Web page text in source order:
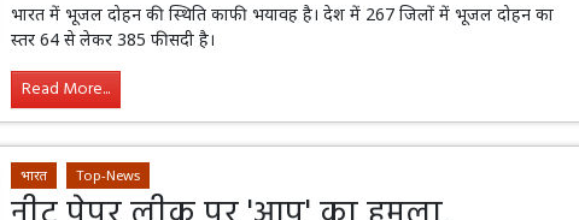
भारत में भूजल दोहन की स्थिति काफी भयावह है। देश में 267 जिलों में भूजल दोहन का
स्तर 64 से लेकर 385 फीसदी है।
Read More...
भारत Top-News